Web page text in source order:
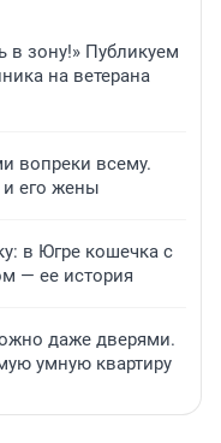
в зону!» Публикуем
на ветерана
вопреки всему.
и его жены
в Югре кошечка с
— ее история
даже дверями.
умную квартиру